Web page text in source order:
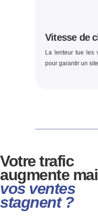
Vitesse de
La lenteur tue les
pour garantir un
Votre trafic
augmente
vos ventes
stagnent ?